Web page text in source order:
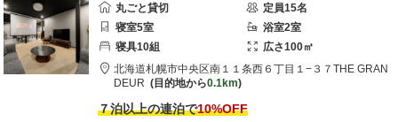
丸ごと貸切 定員15名
寝室5室 浴室2室
寝具10組 広さ100㎡
北海道札幌市中央区南１１条西６丁目１−３７ THE GRAN
DEUR
目的地から0.1km
７泊以上の連泊で10%OFF